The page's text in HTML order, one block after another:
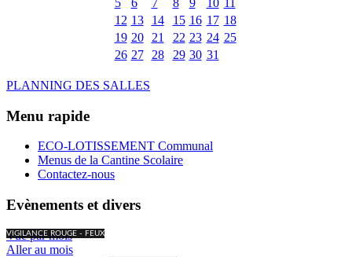
5
6 7 8 9 10 11
12 13 14 15 16 17 18
19 20 21 22 23 24 25
26 27 28 29 30 31
PLANNING DES SALLES
Menu rapide
ECO-LOTISSEMENT Communal
Menus de la Cantine Scolaire
Contactez-nous
Evènements et divers
VIGILANCE ROUGE - FEUX
Vue par mois
Aller au mois